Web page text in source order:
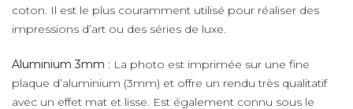
coton. Il est le plus couramment utilisé pour réaliser des
impressions d’art ou des séries de luxe.
Aluminium 3mm : La photo est imprimée sur une fine
plaque d’aluminium (3mm) et offre un rendu très qualitatif
avec un effet mat et lisse. Est également connu sous le